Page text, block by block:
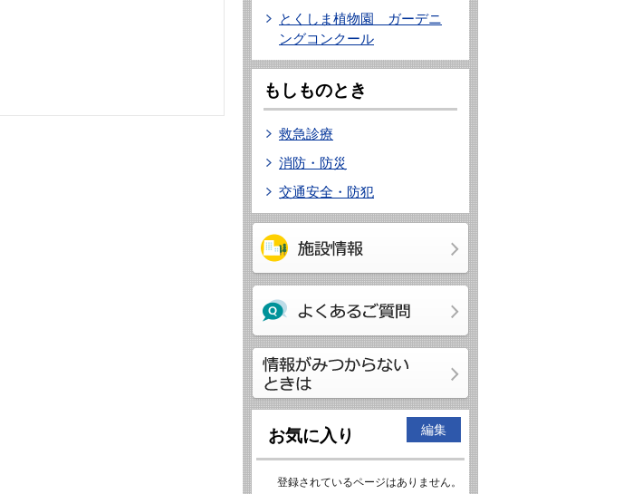
とくしま植物園 ガーデニ
ングコンクール
もしものとき
救急診療
消防・防災
交通安全・防犯
お気に入り 編集
登録されているページはありません。